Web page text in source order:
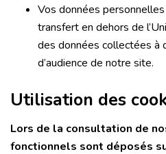
Vos données
transfert en dehors de
des données collectées à
d’audience de notre site.
Utilisation des
Lors de la consultation de
fonctionnels sont déposés